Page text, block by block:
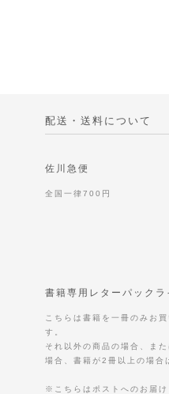
配送・送料について
佐川急便
全国一律700円
書籍専用レターパック
こちらは書籍を一冊のみお
す。
それ以外の商品の場合、ま
場合、書籍が2冊以上の場合
※こちらはポストへのお届